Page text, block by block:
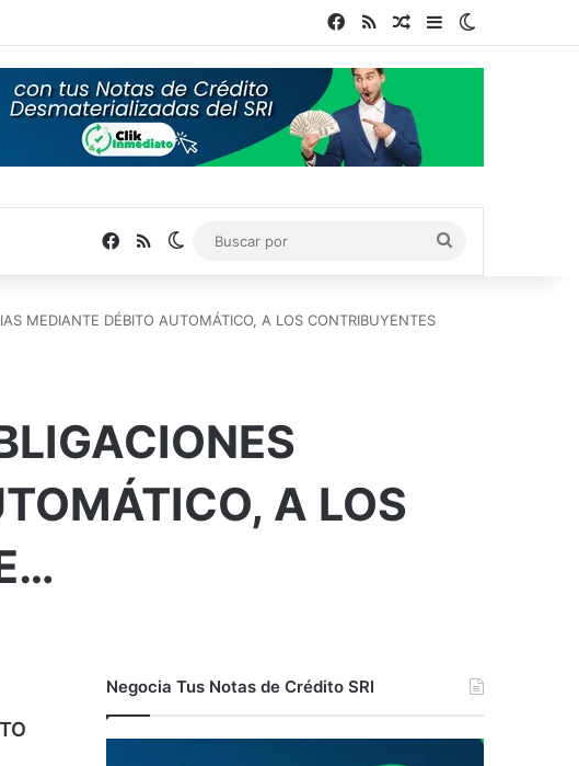
Facebook
RSS Publicación al azar
Barra lateral
Facebook
RSS Switch skin
por
MEDIANTE DÉBITO AUTOMÁTICO, A LOS CONTRIBUYENTES
A LOS
Negocia Tus Notas de Crédito SRI